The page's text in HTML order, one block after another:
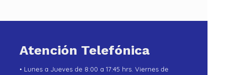
Atención Telefónica
• Lunes a Jueves de 8:00 a 17:45 hrs. Viernes de